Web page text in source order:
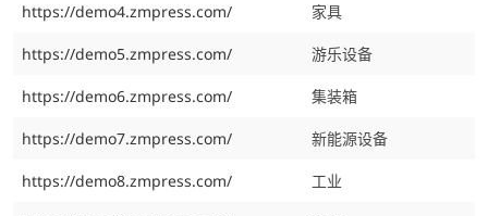
https://demo4.zmpress.com/ 家具
https://demo5.zmpress.com/ 游乐设备
https://demo6.zmpress.com/ 集装箱
https://demo7.zmpress.com/ 新能源设备
https://demo8.zmpress.com/ 工业